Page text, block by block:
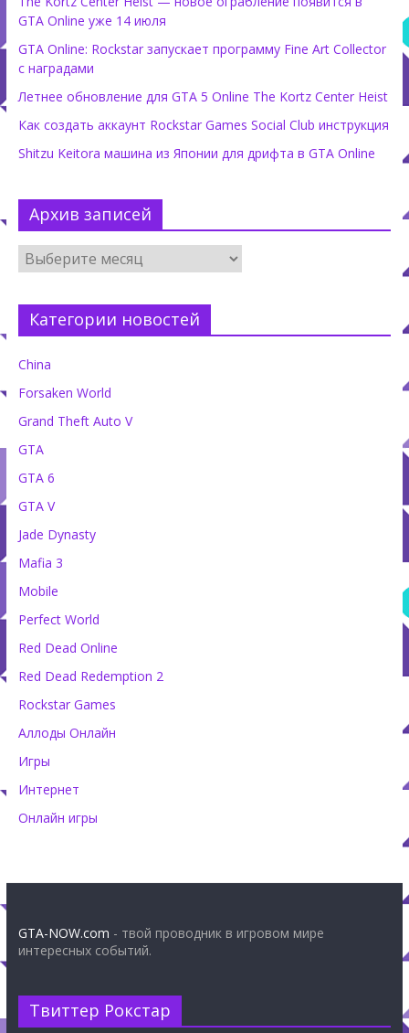
GTA Online уже 14 июля
GTA Online: Rockstar запускает программу Fine Art Collector
с наградами
Летнее обновление для GTA 5 Online The Kortz Center Heist
Как создать аккаунт Rockstar Games Social Club инструкция
Shitzu Keitora машина из Японии для дрифта в GTA Online
Архив записей
Категории новостей
China
Forsaken World
Grand Theft Auto V
GTA
GTA 6
GTA V
Jade Dynasty
Mafia 3
Mobile
Perfect World
Red Dead Online
Red Dead Redemption 2
Rockstar Games
Аллоды Онлайн
Игры
Интернет
Онлайн игры
GTA-NOW.com - твой проводник в игровом мире
интересных событий.
Твиттер Рокстар